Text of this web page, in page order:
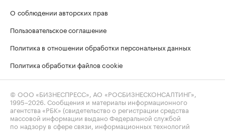
О соблюдении авторских прав
Пользовательское соглашение
Политика в отношении обработки персональных данных
Политика обработки файлов cookie
© ООО «БИЗНЕСПРЕСС», АО «РОСБИЗНЕСКОНСАЛТИНГ»,
1995–2026. Сообщения и материалы информационного
агентства «РБК» (свидетельство о регистрации средства
массовой информации выдано Федеральной службой
по надзору в сфере связи, информационных технологий